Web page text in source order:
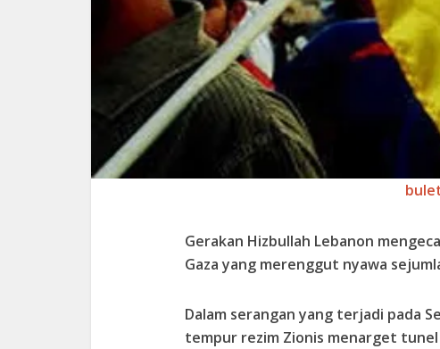
Gerakan Hizbullah Lebanon
Gaza yang merenggut nyawa
Dalam serangan yang terjadi pada
tempur rezim Zionis menarget tunel